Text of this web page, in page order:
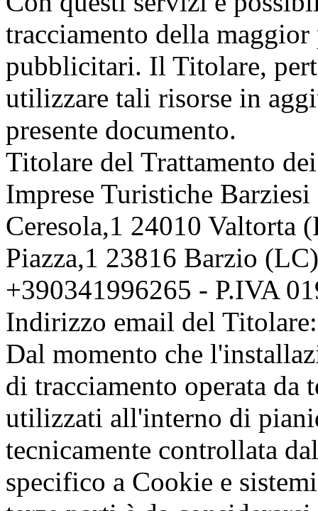
tracciamento della
pubblicitari. Il Titolare,
utilizzare tali risorse in
presente documento.
Titolare del Trattamento
Imprese Turistiche
Ceresola,1 24010 Valtorta
Piazza,1 23816 Barzio
+390341996265 - P.IVA
Indirizzo email del
Dal momento che
di tracciamento operata da
utilizzati all'interno di
tecnicamente controllata
specifico a Cookie e